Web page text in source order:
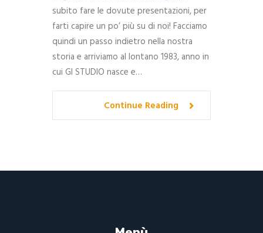
subito fare le dovute presentazioni, per
farti capire un po’ più su di noi! Facciamo
quindi un passo indietro nella nostra
storia e arriviamo al lontano 1983, anno in
cui GI STUDIO nasce e…
Continue Reading